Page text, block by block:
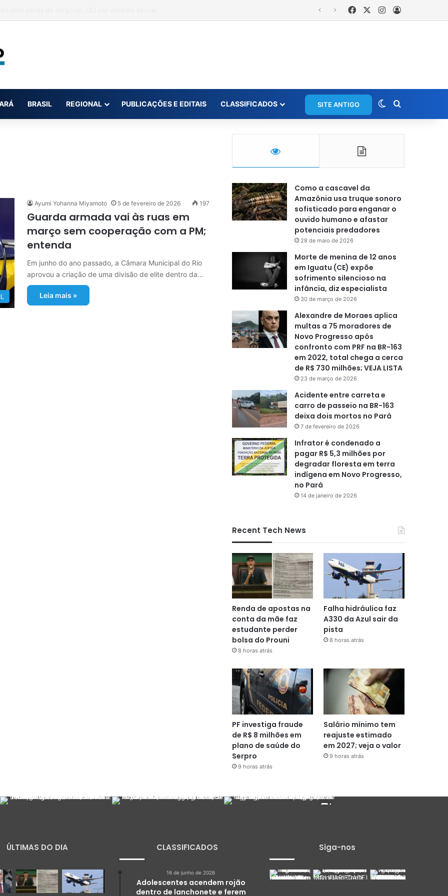
FacebookInstagram
BRASIL REGIONAL PUBLICAÇÕES E EDITAIS CLASSIFICADOS SITE ANTIGO Switch skin
Ayumi Yohanna Miyamoto 5 de fevereiro de 2026 197
Guarda armada vai às ruas em
março sem cooperação com a PM;
entenda
Em junho do ano passado, a Câmara Municipal do Rio
aprovou a criação de uma divisão de elite dentro da…
Leia mais »
Como a cascavel da
Amazônia usa truque sonoro
sofisticado para enganar o
ouvido humano e afastar
potenciais predadores
28 de maio de 2026
Morte de menina de 12 anos
em Iguatu (CE) expõe
sofrimento silencioso na
infância, diz especialista
30 de março de 2026
Alexandre de Moraes aplica
multas a 75 moradores de
Novo Progresso após
confronto com PRF na BR-163
em 2022, total chega a cerca
de R$ 730 milhões; VEJA LISTA
23 de março de 2026
Acidente entre carreta e
carro de passeio na BR-163
deixa dois mortos no Pará
7 de fevereiro de 2026
Infrator é condenado a
pagar R$ 5,3 milhões por
degradar floresta em terra
indígena em Novo Progresso,
no Pará
14 de janeiro de 2026
Recent Tech News
Renda de apostas na
conta da mãe faz
estudante perder
bolsa do Prouni
8 horas atrás
Falha hidráulica faz
A330 da Azul sair da
pista
8 horas atrás
PF investiga fraude
de R$ 8 milhões em
plano de saúde do
Serpro
9 horas atrás
Salário mínimo tem
reajuste estimado
em 2027; veja o valor
9 horas atrás
ÚLTIMAS DO DIA CLASSIFICADOS
16 de junho de 2026
Adolescentes acendem rojão
dentro de lanchonete e ferem
Siga-nos